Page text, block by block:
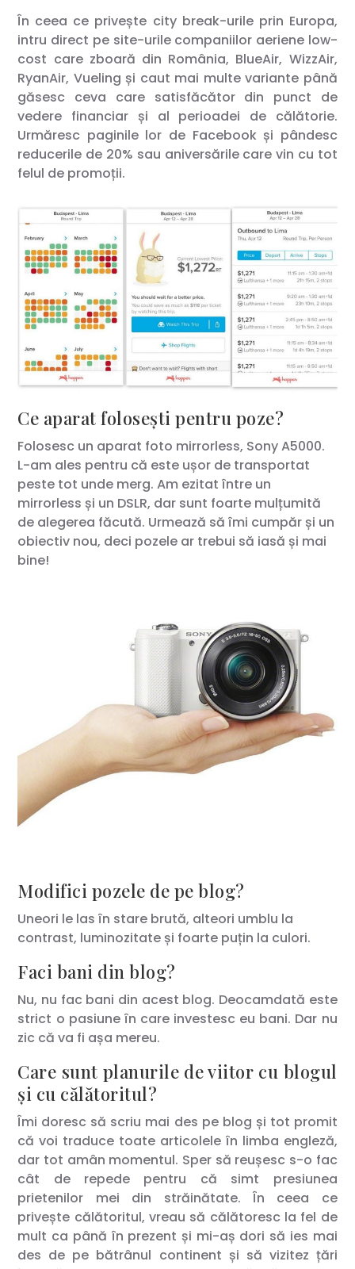
În ceea ce privește city break-urile prin Europa,
intru direct pe site-urile companiilor aeriene low-
cost care zboară din România, BlueAir, WizzAir,
RyanAir, Vueling și caut mai multe variante până
găsesc ceva care satisfăcător din punct de
vedere financiar și al perioadei de călătorie.
Urmăresc paginile lor de Facebook și pândesc
reducerile de 20% sau aniversările care vin cu tot
felul de promoții.
Ce aparat folosești pentru poze?
Folosesc un aparat foto mirrorless, Sony A5000.
L-am ales pentru că este ușor de transportat
peste tot unde merg. Am ezitat între un
mirrorless și un DSLR, dar sunt foarte mulțumită
de alegerea făcută. Urmează să îmi cumpăr și un
obiectiv nou, deci pozele ar trebui să iasă și mai
bine!
Modifici pozele de pe blog?
Uneori le las în stare brută, alteori umblu la
contrast, luminozitate și foarte puțin la culori.
Faci bani din blog?
Nu, nu fac bani din acest blog. Deocamdată este
strict o pasiune în care investesc eu bani. Dar nu
zic că va fi așa mereu.
Care sunt planurile de viitor cu blogul
și cu călătoritul?
Îmi doresc să scriu mai des pe blog și tot promit
că voi traduce toate articolele în limba engleză,
dar tot amân momentul. Sper să reușesc s-o fac
cât de repede pentru că simt presiunea
prietenilor mei din străinătate. În ceea ce
privește călătoritul, vreau să călătoresc la fel de
mult ca până în prezent și mi-aș dori să ies mai
des de pe bătrânul continent și să vizitez țări